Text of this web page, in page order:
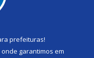
prefeituras!
garantimos em